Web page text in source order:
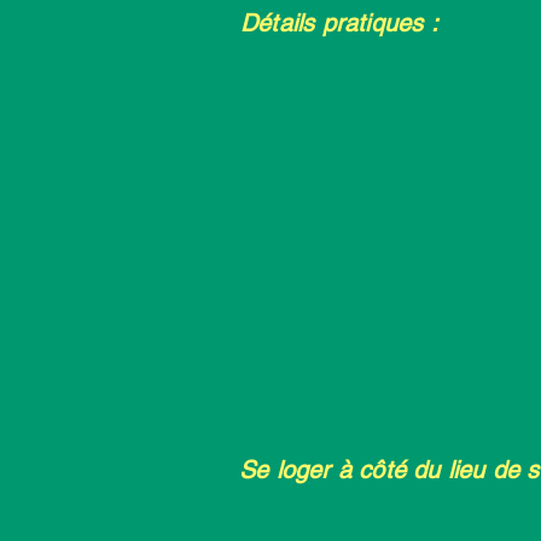
Détails pratiques :
Se loger à côté du lieu de